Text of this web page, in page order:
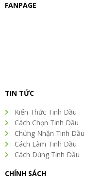
FANPAGE
TIN TỨC
Kiến Thức Tinh Dầu
Cách Chọn Tinh Dầu
Chứng Nhận Tinh Dầu
Cách Làm Tinh Dầu
Cách Dùng Tinh Dầu
CHÍNH SÁCH